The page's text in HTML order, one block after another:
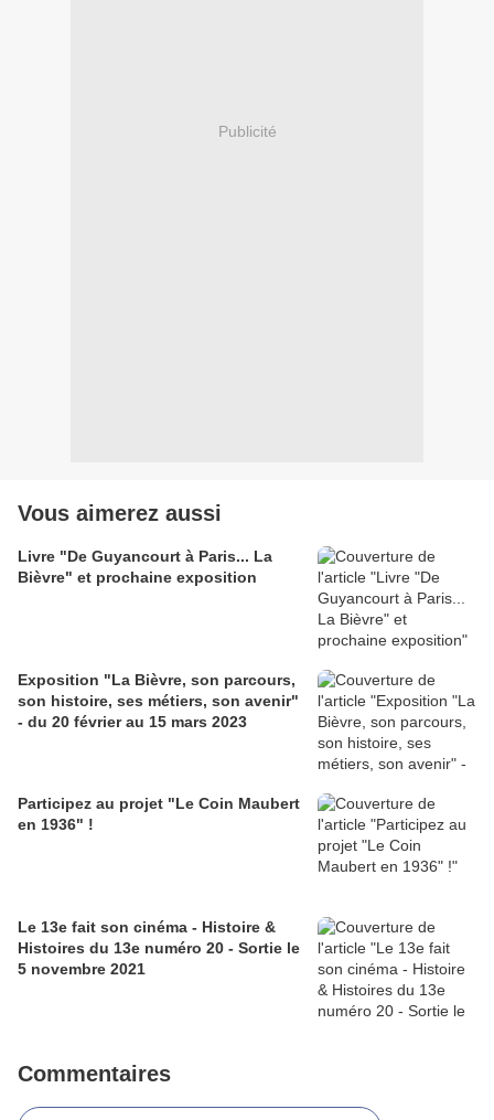
Publicité
Vous aimerez aussi
Livre "De Guyancourt à Paris... La
Bièvre" et prochaine exposition
Exposition "La Bièvre, son parcours,
son histoire, ses métiers, son avenir"
- du 20 février au 15 mars 2023
Participez au projet "Le Coin Maubert
en 1936" !
Le 13e fait son cinéma - Histoire &
Histoires du 13e numéro 20 - Sortie le
5 novembre 2021
Commentaires